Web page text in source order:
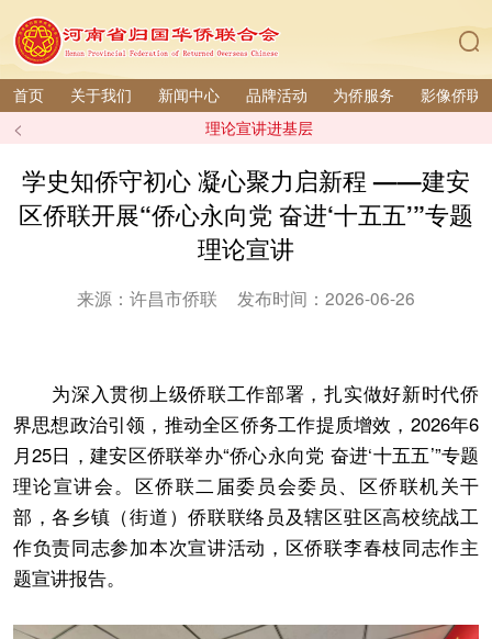
首页 关于我们 新闻中心 品牌活动 为侨服务 影像侨联
< 理论宣讲进基层
学史知侨守初心 凝心聚力启新程 ——建安
区侨联开展“侨心永向党 奋进‘十五五’”专题
理论宣讲
来源：许昌市侨联 发布时间：2026-06-26
为深入贯彻上级侨联工作部署，扎实做好新时代侨
界思想政治引领，推动全区侨务工作提质增效，2026年6
月25日，建安区侨联举办“侨心永向党 奋进‘十五五’”专题
理论宣讲会。区侨联二届委员会委员、区侨联机关干
部，各乡镇（街道）侨联联络员及辖区驻区高校统战工
作负责同志参加本次宣讲活动，区侨联李春枝同志作主
题宣讲报告。